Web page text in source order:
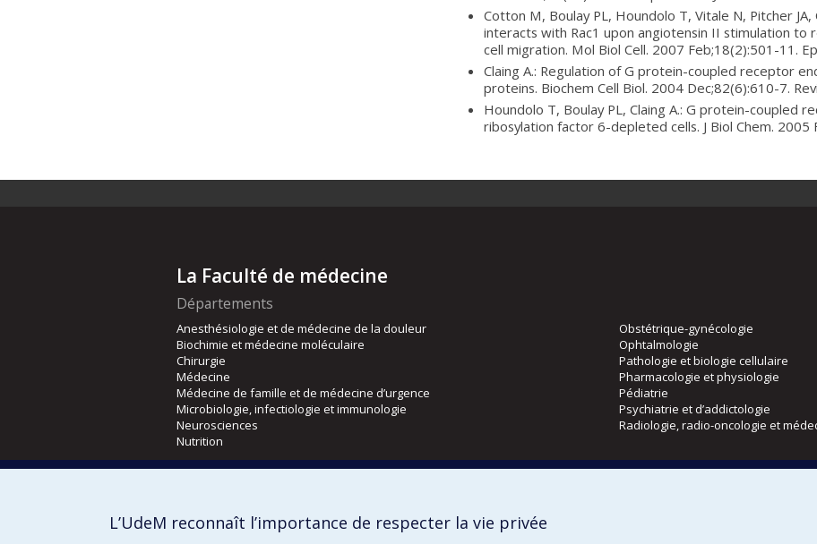
Cotton M, Boulay PL, Houndolo T, Vitale N, Pitcher JA,
interacts with Rac1 upon angiotensin II stimulation to
cell migration. Mol Biol Cell. 2007 Feb;18(2):501-11.
Claing A.: Regulation of G protein-coupled receptor
proteins. Biochem Cell Biol. 2004 Dec;82(6):610-7.
Houndolo T, Boulay PL, Claing A.: G protein-coupled
ribosylation factor 6-depleted cells. J Biol Chem.
La Faculté de médecine
Départements
Anesthésiologie et de médecine de la douleur
Biochimie et médecine moléculaire
Chirurgie
Médecine
Médecine de famille et de médecine d’urgence
Microbiologie, infectiologie et immunologie
Neurosciences
Nutrition
Obstétrique-gynécologie
Ophtalmologie
Pathologie et biologie cellulaire
Pharmacologie et physiologie
Pédiatrie
Psychiatrie et d’addictologie
Radiologie, radio-oncologie et
Orthophonie et audiologie
L’UdeM reconnaît l’importance de respecter la vie privée